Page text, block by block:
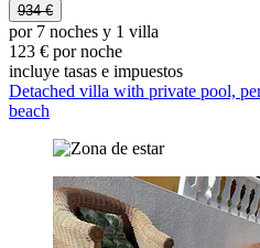
934 €
por 7 noches y 1 villa
123 € por noche
incluye tasas e impuestos
Detached villa with private pool,
beach